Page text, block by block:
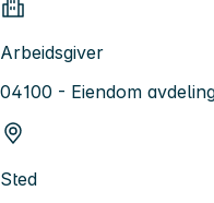
Arbeidsgiver
04100 - Eiendom
Sted